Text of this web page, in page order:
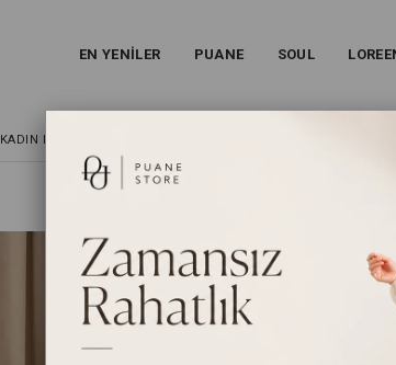
EN YENİLER PUANE SOUL
KADIN DIKIŞ DETAYLI KEMERLI GÖMLEK - 20708GML - LACIVERT
Kadın Dikiş Detaylı Kemerli